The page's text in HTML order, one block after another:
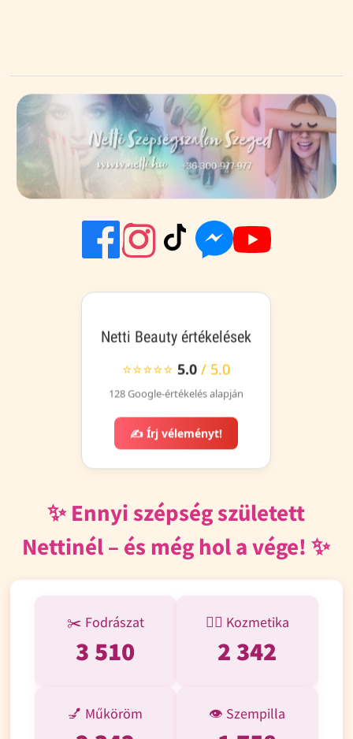
Netti Beauty értékelések
⭐⭐⭐⭐⭐5.0 / 5.0
128 Google-értékelés alapján
✍️ Írj véleményt!
✨ Ennyi szépség született
Nettinél – és még hol a vége! ✨
✂️ Fodrászat
3 510
💆‍♀️ Kozmetika
2 342
💅 Műköröm 👁️ Szempilla